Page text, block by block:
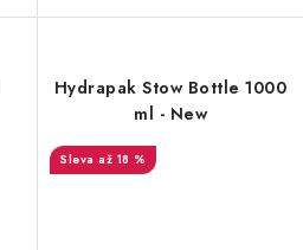
Hydrapak Stow Bottle 1000
ml - New
až 18 %